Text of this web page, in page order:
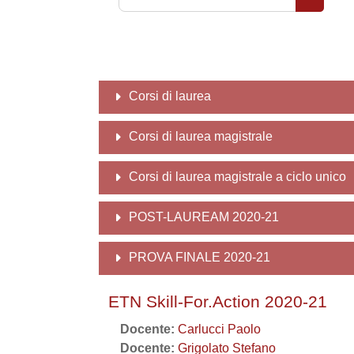
Corsi di laurea
Corsi di laurea magistrale
Corsi di laurea magistrale a ciclo unico
POST-LAUREAM 2020-21
PROVA FINALE 2020-21
ETN Skill-For.Action 2020-21
Docente: Carlucci Paolo
Docente: Grigolato Stefano